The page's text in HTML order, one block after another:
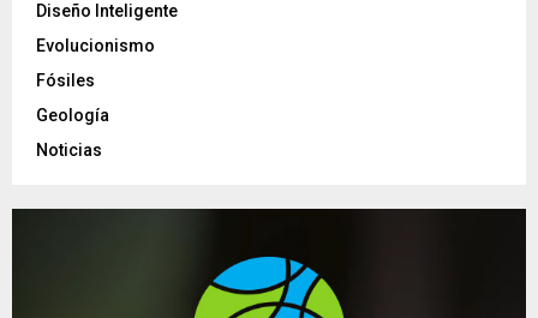
Diseño Inteligente
Evolucionismo
Fósiles
Geología
Noticias